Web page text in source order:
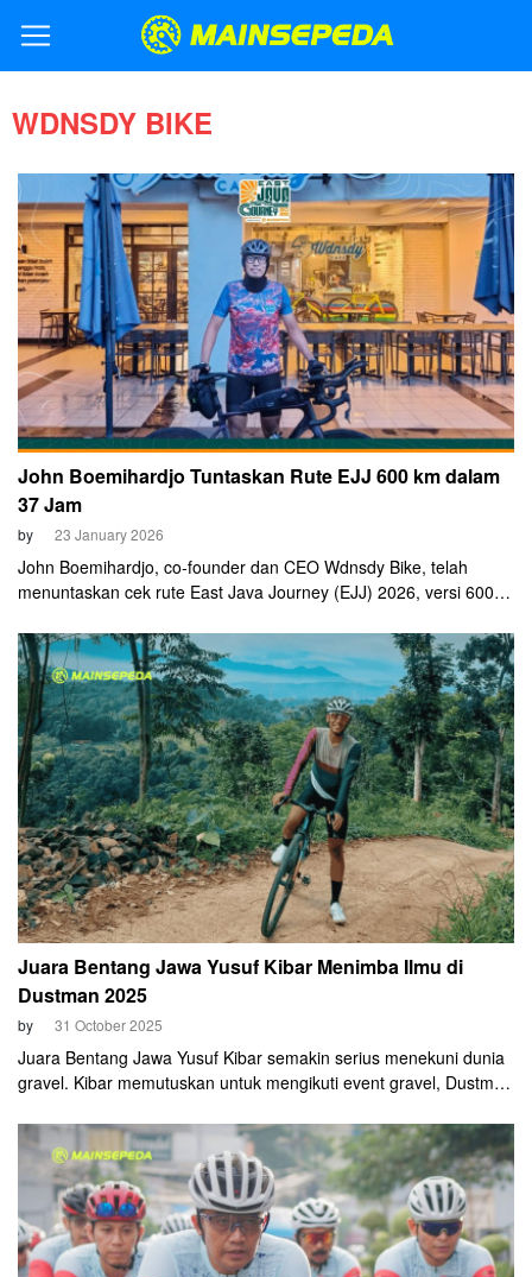
WDNSDY BIKE
John Boemihardjo Tuntaskan Rute EJJ 600 km dalam
37 Jam
by 23 January 2026
John Boemihardjo, co-founder dan CEO Wdnsdy Bike, telah
menuntaskan cek rute East Java Journey (EJJ) 2026, versi 600
dalam waktu hanya 37 jam dan 7 menit.
Juara Bentang Jawa Yusuf Kibar Menimba Ilmu di
Dustman 2025
by 31 October 2025
Juara Bentang Jawa Yusuf Kibar semakin serius menekuni dunia
gravel. Kibar memutuskan untuk mengikuti event gravel, Dustman
Series. Digelar di Kanchanaburi, Thailand, pada Sabtu, 1
November 2025.